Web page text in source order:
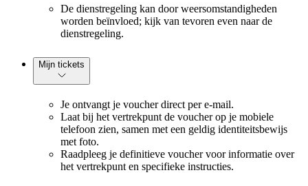
De dienstregeling kan door weersomstandigheden
worden beïnvloed; kijk van tevoren even naar de
dienstregeling.
Mijn tickets
Je ontvangt je voucher direct per e-mail.
Laat bij het vertrekpunt de voucher op je mobiele
telefoon zien, samen met een geldig identiteitsbewijs
met foto.
Raadpleeg je definitieve voucher voor informatie over
het vertrekpunt en specifieke instructies.